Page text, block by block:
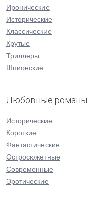
Иронические
Исторические
Классические
Крутые
Триллеры
Шпионские
Любовные романы
Исторические
Короткие
Фантастические
Остросюжетные
Современные
Эротические